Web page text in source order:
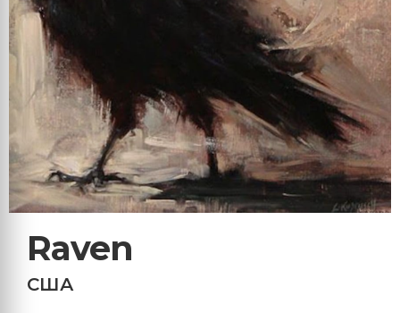
Raven
США